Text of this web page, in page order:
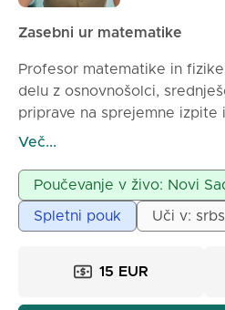
Zasebni ur matematike
Profesor matematike in
delu z osnovnošolci,
priprave na sprejemne izpite
obvladovanju šolskega
Možnost dela preko spleta in
Več...
Poučevanje v živo: Novi
Spletni pouk Uči v:
15 EUR